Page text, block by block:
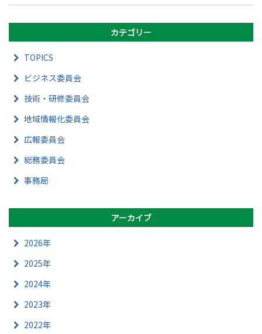
カテゴリー
TOPICS
ビジネス委員会
技術・研修委員会
地域情報化委員会
広報委員会
総務委員会
事務局
アーカイブ
2026年
2025年
2024年
2023年
2022年